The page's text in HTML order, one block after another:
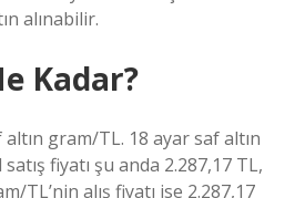
alınabilir.
Kadar?
altın gram/TL. 18 ayar saf altın
fiyatı şu anda 2.287,17 TL,
TL’nin alış fiyatı ise 2.287,17